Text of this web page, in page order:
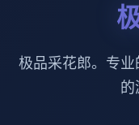
极品采花郎。专
的